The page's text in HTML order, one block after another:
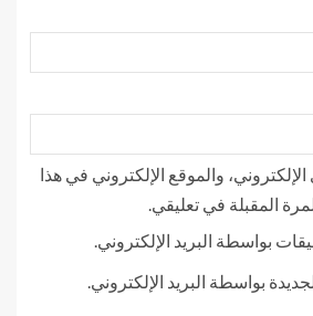
والموقع الإلكتروني في هذا
المقبلة في تعليقي.
بواسطة البريد الإلكتروني.
بواسطة البريد الإلكتروني.